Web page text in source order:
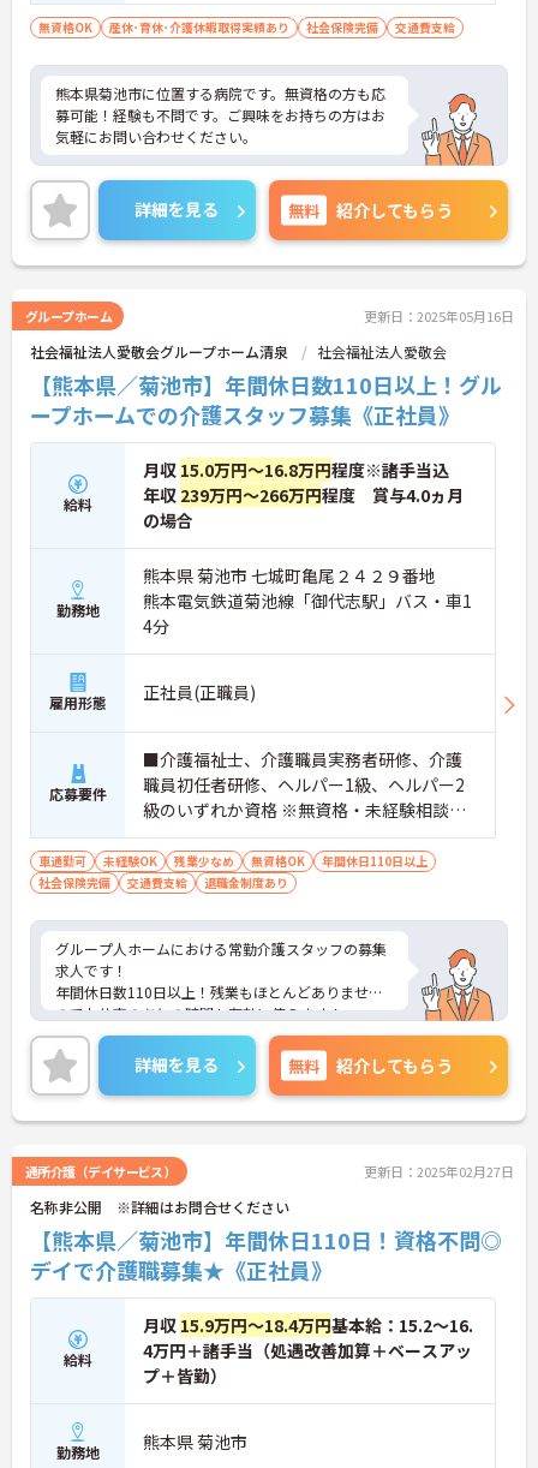
無資格OK 産休･育休･介護休暇取得実績あり 社会保険完備 交通費支給
熊本県菊池市に位置する病院です。無資格の方も応
募可能！経験も不問です。ご興味をお持ちの方はお
気軽にお問い合わせください。
詳細を見る 無料 紹介してもらう
グループホーム 更新日：2025年05月16日
社会福祉法人愛敬会グループホーム清泉 社会福祉法人愛敬会
【熊本県／菊池市】年間休日数110日以上！グル
ープホームでの介護スタッフ募集《正社員》
給料
月収 15.0万円～16.8万円程度※諸手当込
年収 239万円～266万円程度 賞与4.0ヵ月
の場合
勤務地
熊本県 菊池市 七城町亀尾２４２９番地
熊本電気鉄道菊池線「御代志駅」バス・車1
4分
雇用形態 正社員(正職員)
応募要件
■介護福祉士、介護職員実務者研修、介護
職員初任者研修、ヘルパー1級、ヘルパー2
級のいずれか資格 ※無資格・未経験相談可
能 ■普通自動車運転免許（AT限定可）
車通勤可 未経験OK 残業少なめ 無資格OK
年間休日110日以上
社会保険完備
交通費支給 退職金制度あり
グループ人ホームにおける常勤介護スタッフの募集
求人です！
年間休日数110日以上！残業もほとんどありません
のでお仕事のあとの時間も有効に使えます！
ご興味ある方には、面接のポイントなど、さらに詳
細をお話致しますのでお気軽にご相談ください。
詳細を見る 無料 紹介してもらう
通所介護（デイサービス） 更新日：2025年02月27日
名称非公開 ※詳細はお問合せください
【熊本県／菊池市】年間休日110日！資格不問◎
デイで介護職募集★《正社員》
給料
月収 15.9万円～18.4万円基本給：15.2～16.
4万円＋諸手当（処遇改善加算＋ベースアッ
プ＋皆勤）
勤務地 熊本県 菊池市